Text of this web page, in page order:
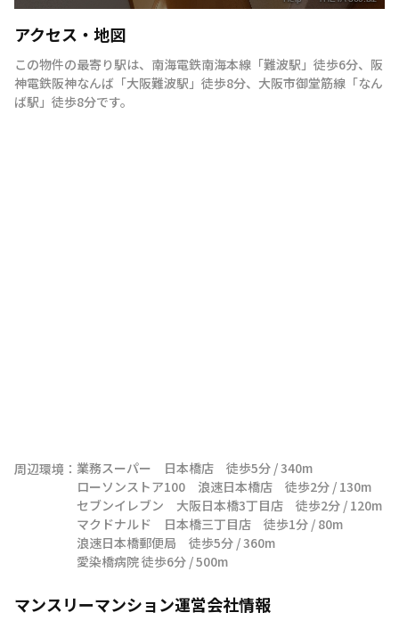
アクセス・地図
この物件の最寄り駅は、 南海電鉄南海本線 「難波駅 」 徒歩6分、 阪
神電鉄阪神なんば 「大阪難波駅 」 徒歩8分、 大阪市御堂筋線 「なん
ば駅 」 徒歩8分です。
周辺環境： 業務スーパー　日本橋店　徒歩5分 / 340m
ローソンストア100　浪速日本橋店　徒歩2分 / 130m
セブンイレブン　大阪日本橋3丁目店　徒歩2分 / 120m
マクドナルド　日本橋三丁目店　徒歩1分 / 80m
浪速日本橋郵便局　徒歩5分 / 360m
愛染橋病院 徒歩6分 / 500m
マンスリーマンション運営会社情報